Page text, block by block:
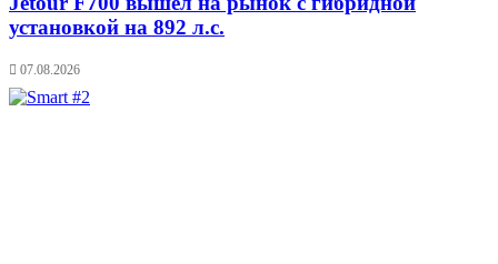
установкой на 892 л.с.
07.08.2026